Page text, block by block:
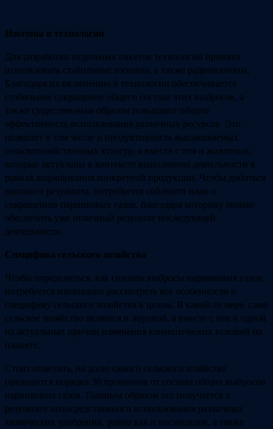
Изотопы в технологии
Для разработки отдельных пакетов технологий принято
использовать стабильные изотопы, а также радиоизотопы.
Благодаря их включению в технологии обеспечивается
стабильное сокращение общего состава этих выбросов, а
также существенным образом повышают общую
эффективность использования различных ресурсов. Это
позволит в том числе и продуктивность высаживаемых
сельскохозяйственных культур, а вместе с тем и животных,
которые актуальны в контексте выполнения деятельности в
рамках выращивания конкретной продукции. Чтобы добиться
высокого результата, потребуется соблюсти план о
сокращению парниковых газов, благодаря которому можно
обеспечить уже отличный результат последующей
деятельности.
Специфика сельского хозяйства
Чтобы определиться, как снизить выбросы парниковых газов,
потребуется изначально рассмотреть все особенности и
специфику сельского хозяйства в целом. В какой-то мере, само
сельское хозяйство является и жертвой, а вместе с тем и одной
из актуальных причин изменения климатических условий на
планете.
Стоит отметить, на долю самого сельского хозяйства
приходится порядка 30 процентов от состава общих выбросов
парниковых газов. Главным образом это получается в
результате непосредственного использования различных
химических удобрений, равно как и пестицидов, а также